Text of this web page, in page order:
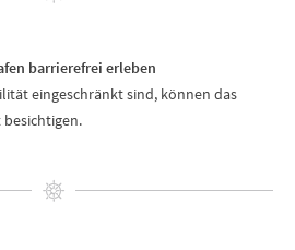
barrierefrei erleben
eingeschränkt sind, können das